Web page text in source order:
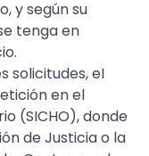
y según su
tenga en
solicitudes, eI
en el
(SICHO), donde
de Justicia o la